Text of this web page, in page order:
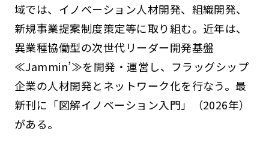
域では、イノベーション人材開発、組織開発、
新規事業提案制度策定等に取り組む。近年は、
異業種協働型の次世代リーダー開発基盤
≪Jammin’≫を開発・運営し、フラッグシップ
企業の人材開発とネットワーク化を行なう。最
新刊に「図解イノベーション入門」（2026年）
がある。